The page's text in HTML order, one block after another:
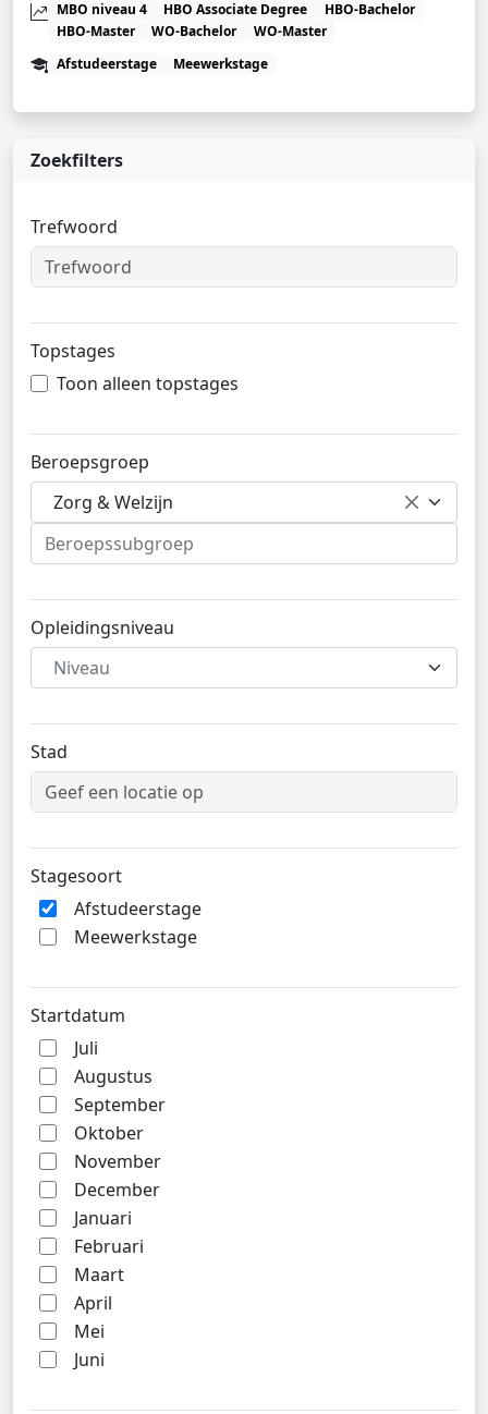
Zoekfilters
Trefwoord
Topstages
Toon alleen topstages
Beroepsgroep
Zorg & Welzijn
Opleidingsniveau
Niveau
Stad
Stagesoort
Afstudeerstage
Meewerkstage
Startdatum
Juli
Augustus
September
Oktober
November
December
Januari
Februari
Maart
April
Mei
Juni
MBO niveau 4 HBO Associate Degree
HBO-Bachelor
HBO-Master
WO-Bachelor
WO-Master
Afstudeerstage
Meewerkstage